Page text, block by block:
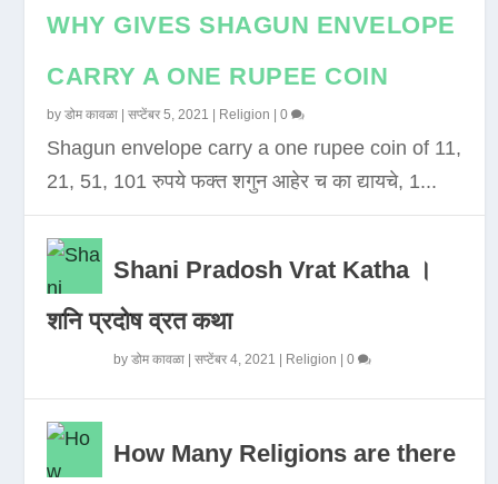
WHY GIVES SHAGUN ENVELOPE
CARRY A ONE RUPEE COIN
byडोम कावळा |सप्टेंबर 5, 2021 Religion |0
Shagun envelope carry a one rupee coin of 11,
21, 51, 101 रुपये फक्त शगुन आहेर च का द्यायचे, 1...
Shani Pradosh Vrat Katha ।
शनि प्रदोष व्रत कथा
byडोम कावळा |सप्टेंबर 4, 2021 Religion |0
How Many Religions are there